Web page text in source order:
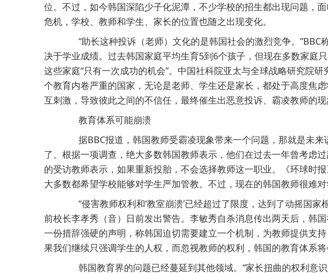
位。不过，如今韩国深陷少子化泥潭，不少学校的招生都出现问题，
危机，学校、教师和学生、家长的位置也随之出现变化。
“助长这种投诉（老师）文化的是韩国社会的激烈竞争。”BBC
决于学业成绩。过去韩国家庭平均生育5到6个孩子，但现在多数家庭
这些家庭“只有一次成功的机会”。中国社科院亚太与全球战略研究院
个教育内卷严重的国家，无论是老师、学生还是家长，都处于高度焦
互刺激，导致彼此之间的不信任，最终催生出恶意投诉、霸凌教师的现
教育体系可能崩溃
据BBC报道，韩国教师受霸凌现象带来一个问题，那就是未来
了。根据一项调查，绝大多数韩国教师表示，他们在过去一年曾考虑过
的受访教师表示，如果重新投胎，不会选择教师这一职业。《环球时
大多数都希望学校能够对学生严加管教。不过，现在的韩国教师很难对
“侵害教师权利和‘教室崩溃’已经超过了限度，达到了动摇国家
前校长李孝秀（音）日前发出警告。李敏秀自杀消息传出两天后，韩
一份措辞强硬的声明，称韩国迫切需要建立一个机制，为教师提供支
果我们继续只强调学生的人权，而忽视教师的权利，韩国的教育体系将
韩国教育界的问题已经蔓延到其他领域。“家长扭曲的权利意